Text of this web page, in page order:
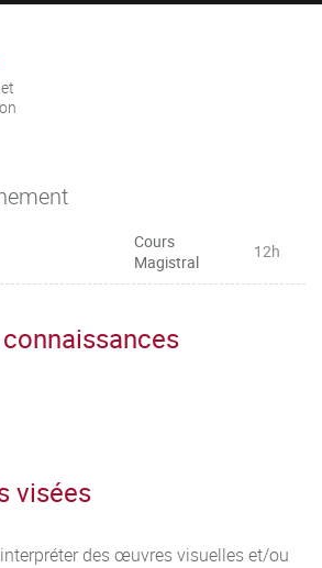
Cours
Magistral
12h
visées
des œuvres visuelles et/ou